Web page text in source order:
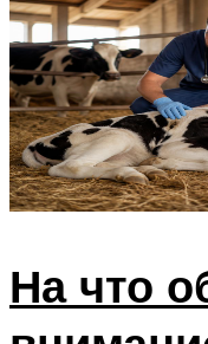
На что